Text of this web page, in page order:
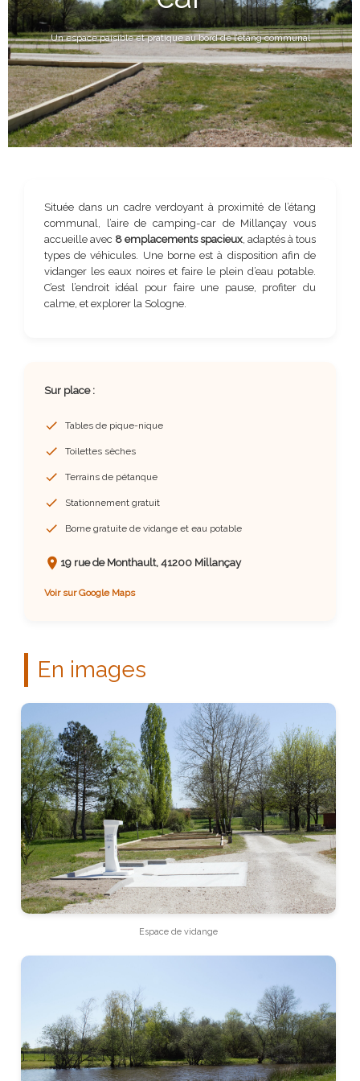
Un espace paisible et pratique au bord de l’étang communal
Située dans un cadre verdoyant à proximité de l’étang
communal, l’aire de camping-car de Millançay vous
accueille avec 8 emplacements spacieux, adaptés à tous
types de véhicules. Une borne est à disposition afin de
vidanger les eaux noires et faire le plein d’eau potable.
C’est l’endroit idéal pour faire une pause, profiter du
calme, et explorer la Sologne.
Sur place :
Tables de pique-nique
Toilettes sèches
Terrains de pétanque
Stationnement gratuit
Borne gratuite de vidange et eau potable
19 rue de Monthault, 41200 Millançay
Voir sur Google Maps
En images
Espace de vidange